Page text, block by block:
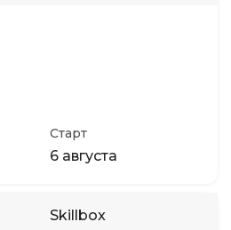
Старт
6 августа
Skillbox